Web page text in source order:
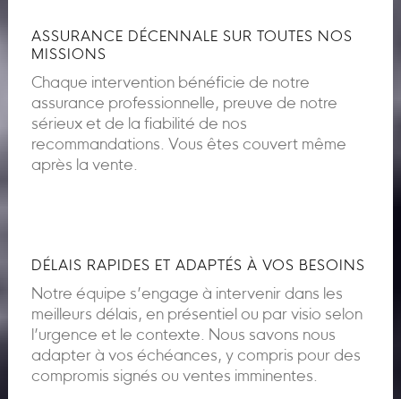
ASSURANCE DÉCENNALE SUR TOUTES NOS
MISSIONS
Chaque intervention bénéficie de notre
assurance professionnelle, preuve de notre
sérieux et de la fiabilité de nos
recommandations. Vous êtes couvert même
après la vente.
DÉLAIS RAPIDES ET ADAPTÉS À VOS BESOINS
Notre équipe s’engage à intervenir dans les
meilleurs délais, en présentiel ou par visio selon
l’urgence et le contexte. Nous savons nous
adapter à vos échéances, y compris pour des
compromis signés ou ventes imminentes.